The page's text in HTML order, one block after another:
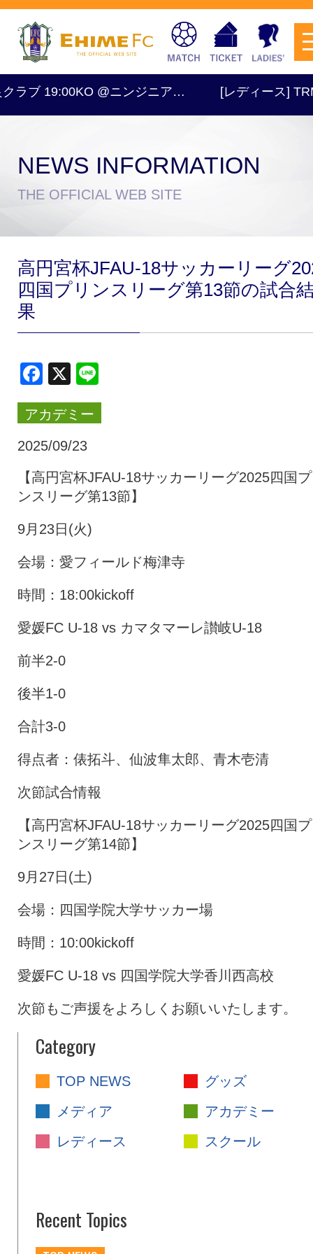
試合日程・結果 アクセス
クラブ・会社情報 レディース
ファンクラブ
チケットを購入
トップチーム
特設ページ
19:00KO @ニンジニア… [レディース] TRM
NEWS INFORMATION
THE OFFICIAL WEB SITE
高円宮杯JFAU-18サッカーリーグ
四国プリンスリーグ第13節の試合
果
Facebook
X
アカデミー
2025/09/23
【高円宮杯JFAU-18サッカーリーグ2025四国
ンスリーグ第13節】
9月23日(火)
会場：愛フィールド梅津寺
時間：18:00kickoff
愛媛FC U-18 vs カマタマーレ讃岐U-18
前半2-0
後半1-0
合計3-0
得点者：俵拓斗、仙波隼太郎、青木壱清
次節試合情報
【高円宮杯JFAU-18サッカーリーグ2025四国
ンスリーグ第14節】
9月27日(土)
会場：四国学院大学サッカー場
時間：10:00kickoff
愛媛FC U-18 vs 四国学院大学香川西高校
次節もご声援をよろしくお願いいたします。
Category
TOP NEWS
グッズ
メディア
アカデミー
レディース
スクール
Recent Topics